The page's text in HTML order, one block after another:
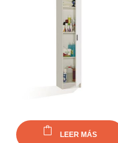
LEER MÁS